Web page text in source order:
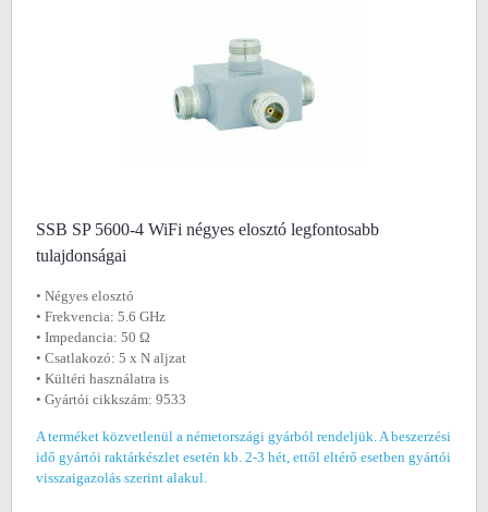
SSB SP 5600-4 WiFi négyes elosztó legfontosabb
tulajdonságai
• Négyes elosztó
• Frekvencia: 5.6 GHz
• Impedancia: 50 Ω
• Csatlakozó: 5 x N aljzat
• Kültéri használatra is
• Gyártói cikkszám: 9533
A terméket közvetlenül a németországi gyárból rendeljük. A beszerzési
idő gyártói raktárkészlet esetén kb. 2-3 hét, ettől eltérő esetben gyártói
visszaigazolás szerint alakul.